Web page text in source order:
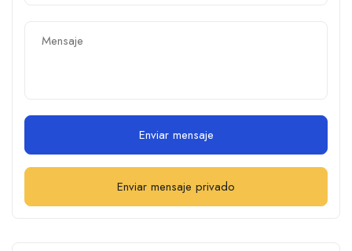
Enviar mensaje
Enviar mensaje privado